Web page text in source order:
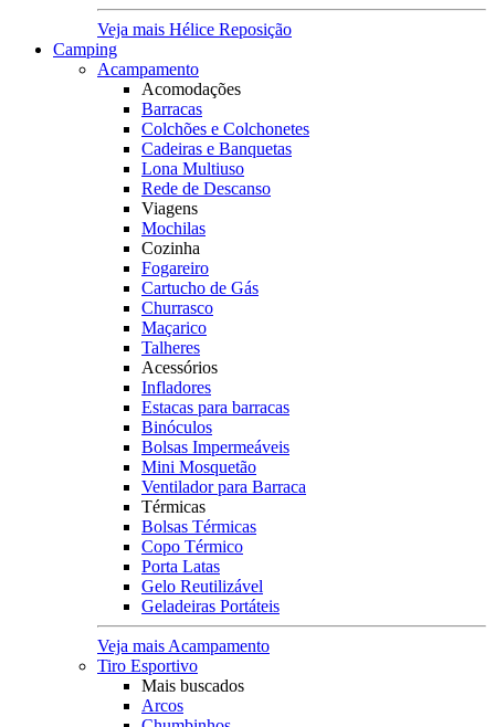
Veja mais Hélice Reposição
Camping
Acampamento
Acomodações
Barracas
Colchões e Colchonetes
Cadeiras e Banquetas
Lona Multiuso
Rede de Descanso
Viagens
Mochilas
Cozinha
Fogareiro
Cartucho de Gás
Churrasco
Maçarico
Talheres
Acessórios
Infladores
Estacas para barracas
Binóculos
Bolsas Impermeáveis
Mini Mosquetão
Ventilador para Barraca
Térmicas
Bolsas Térmicas
Copo Térmico
Porta Latas
Gelo Reutilizável
Geladeiras Portáteis
Veja mais Acampamento
Tiro Esportivo
Mais buscados
Arcos